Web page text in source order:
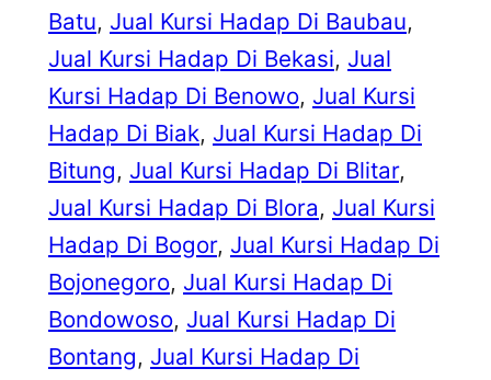
Batu, Jual Kursi Hadap Di Baubau
Jual Kursi Hadap Di Bekasi, Jual
Kursi Hadap Di Benowo, Jual Kursi
Hadap Di Biak, Jual Kursi Hadap Di
Bitung, Jual Kursi Hadap Di Blitar
Jual Kursi Hadap Di Blora, Jual Kursi
Hadap Di Bogor, Jual Kursi Hadap Di
Bojonegoro, Jual Kursi Hadap Di
Bondowoso, Jual Kursi Hadap Di
Bontang, Jual Kursi Hadap Di